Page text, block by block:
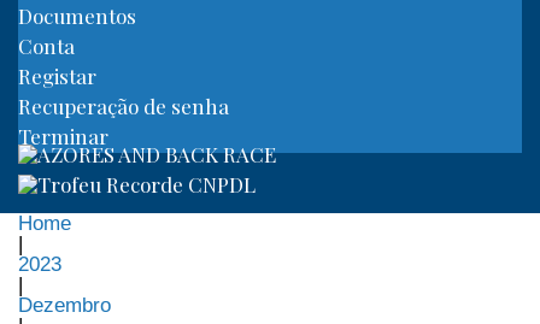
Documentos
Conta
Registar
Recuperação de senha
Terminar
Home
|
2023
|
Dezembro